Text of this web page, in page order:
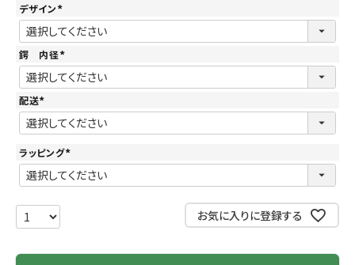
デザイン
(
必
須
)
鍔 内径
(
必
須
)
配送
(
必
須
)
ラッピング
(
必
須
)
お気に入りに登録する